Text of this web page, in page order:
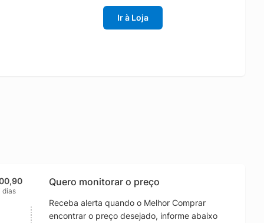
Ir à Loja
dias
Quero monitorar o preço
Receba alerta quando o Melhor Comprar
encontrar o preço desejado, informe abaixo